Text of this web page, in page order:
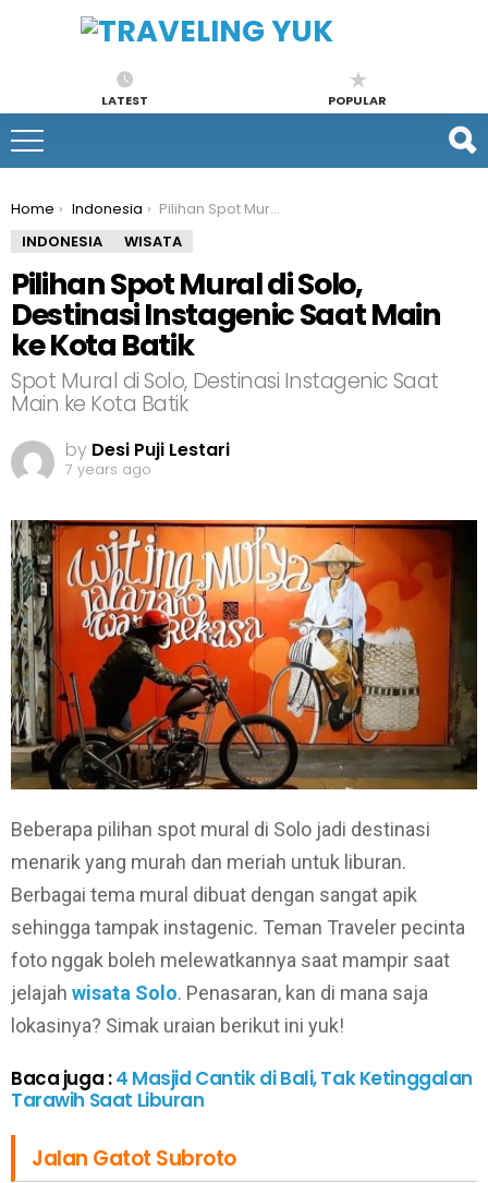
LATEST POPULAR
You are here:
Home Indonesia
Pilihan Spot Mural di Solo, Destinasi Instagenic Saat Main ke Kota Batik
INDONESIA
WISATA
Pilihan Spot Mural di Solo,
Destinasi Instagenic Saat Main
ke Kota Batik
Spot Mural di Solo, Destinasi Instagenic Saat
Main ke Kota Batik
by Desi Puji Lestari
7 years ago
Beberapa pilihan spot mural di Solo jadi destinasi
menarik yang murah dan meriah untuk liburan.
Berbagai tema mural dibuat dengan sangat apik
sehingga tampak instagenic. Teman Traveler pecinta
foto nggak boleh melewatkannya saat mampir saat
jelajah wisata Solo. Penasaran, kan di mana saja
lokasinya? Simak uraian berikut ini yuk!
Baca juga :4 Masjid Cantik di Bali, Tak Ketinggalan
Tarawih Saat Liburan
Jalan Gatot Subroto